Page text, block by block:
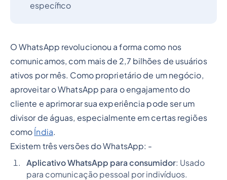
específico
O WhatsApp revolucionou a forma como nos
comunicamos, com mais de 2,7 bilhões de usuários
ativos por mês. Como proprietário de um negócio,
aproveitar o WhatsApp para o engajamento do
cliente e aprimorar sua experiência pode ser um
divisor de águas, especialmente em certas regiões
como Índia.
Existem três versões do WhatsApp: -
Aplicativo WhatsApp para consumidor: Usado
para comunicação pessoal por indivíduos.